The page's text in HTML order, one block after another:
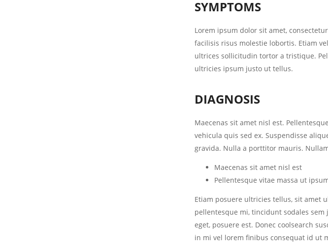
SYMPTOMS
Lorem ipsum dolor sit amet,
facilisis risus molestie lobortis. Etiam
ultrices sollicitudin tortor a tristique.
ultricies ipsum justo ut tellus.
DIAGNOSIS
Maecenas sit amet nisl est.
vehicula quis sed ex. Suspendisse
gravida. Nulla a porttitor mauris.
Maecenas sit amet nisl est
Pellentesque vitae massa ut
Etiam posuere ultricies tellus, sit amet
pellentesque mi, tincidunt sodales
eget, posuere est. Donec coolsearch
in mi vel lorem finibus consequat id ut